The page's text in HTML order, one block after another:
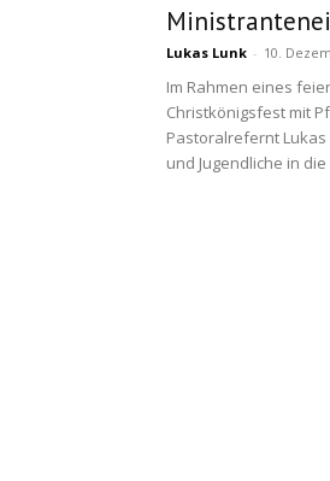
Lukas Lunk - 10.
Im Rahmen eines
Christkönigsfest mit
Pastoralrefernt
und Jugendliche in die